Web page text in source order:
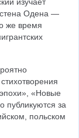
Одена —
же время
«Новые
публикуются за
польском